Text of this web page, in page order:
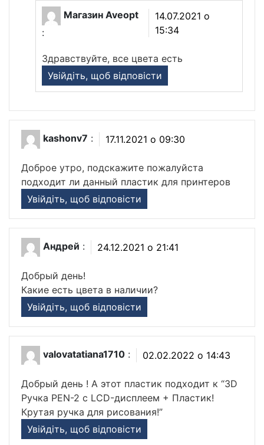
Магазин Aveopt
:
14.07.2021 о
15:34
Здравствуйте, все цвета есть
Увійдіть, щоб відповісти
kashonv7 : 17.11.2021 о 09:30
Доброе утро, подскажите пожалуйста
подходит ли данный пластик для принтеров
Увійдіть, щоб відповісти
Андрей : 24.12.2021 о 21:41
Добрый день!
Какие есть цвета в наличии?
Увійдіть, щоб відповісти
valovatatiana1710 : 02.02.2022 о 14:43
Добрый день ! А этот пластик подходит к “3D
Ручка PEN-2 с LCD-дисплеем + Пластик!
Крутая ручка для рисования!”
Увійдіть, щоб відповісти